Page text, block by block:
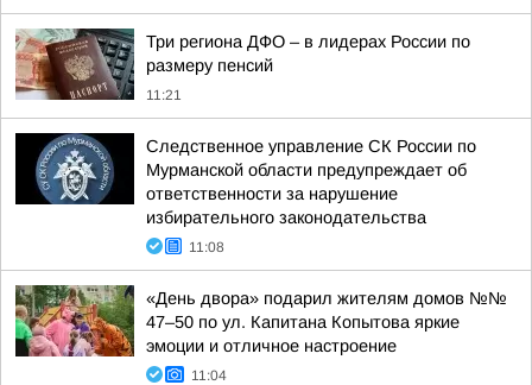
Три региона ДФО – в лидерах России по
размеру пенсий
11:21
Следственное управление СК России по
Мурманской области предупреждает об
ответственности за нарушение
избирательного законодательства
11:08
«День двора» подарил жителям домов №№
47–50 по ул. Капитана Копытова яркие
эмоции и отличное настроение
11:04